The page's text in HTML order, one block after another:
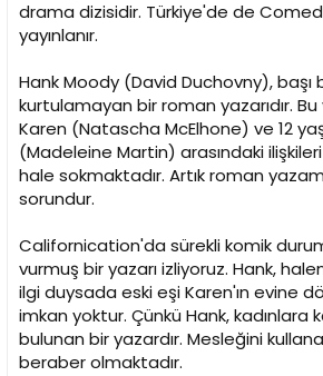
n
h
drama dizisidir. Türkiye'de de
yayınlanır.
Hank Moody (David Duchovny),
kurtulamayan bir roman yazarıdır. Bu
Karen (Natascha McElhone) ve 12
(Madeleine Martin) arasındaki
hale sokmaktadır. Artık roman
sorundur.
Californication'da sürekli komik
vurmuş bir yazarı izliyoruz. Hank,
ilgi duysada eski eşi Karen'ın evine
imkan yoktur. Çünkü Hank, kadınlara
bulunan bir yazardır. Mesleğini
beraber olmaktadır.